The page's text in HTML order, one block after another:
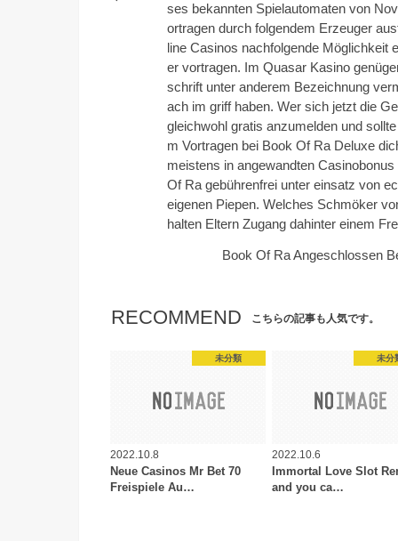
ses bekannten Spielautomaten von
ortragen durch folgendem Erzeuger
line Casinos nachfolgende
er vortragen. Im Quasar Kasino
schrift unter anderem Bezeichnung
ach im griff haben. Wer sich jetzt die
gleichwohl gratis anzumelden und
m Vortragen bei Book Of Ra Deluxe
meistens in angewandten
Of Ra gebührenfrei unter einsatz von
eigenen Piepen. Welches Schmöker
halten Eltern Zugang dahinter einem
Book Of Ra Angeschlossen
RECOMMEND こちらの記事も人気です。
未分類
2022.10.8
Neue Casinos Mr Bet 70
Freispiele Au…
未分
2022.10.6
Immortal Love Slot
and you ca…